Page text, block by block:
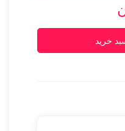
خرید